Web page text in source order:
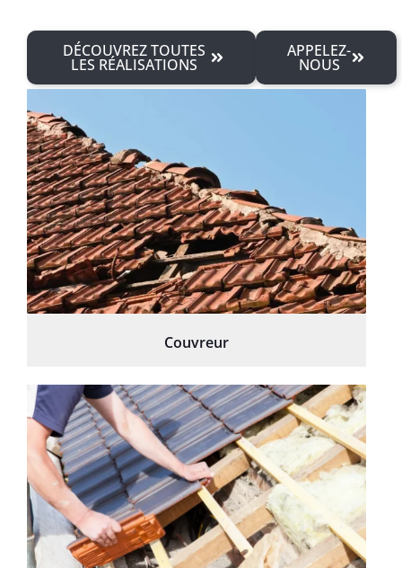
DÉCOUVREZ TOUTES
LES RÉALISATIONS
APPELEZ-
NOUS
Couvreur